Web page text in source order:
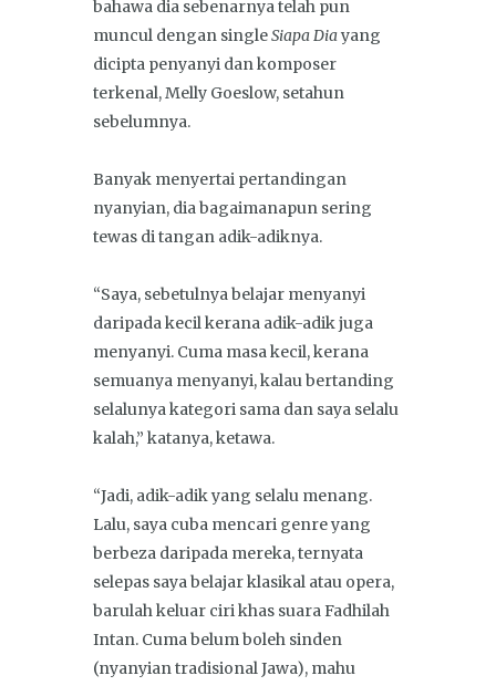
bahawa dia sebenarnya telah pun
muncul dengan singleSiapa Diayang
dicipta penyanyi dan komposer
terkenal, Melly Goeslow, setahun
sebelumnya.
Banyak menyertai pertandingan
nyanyian, dia bagaimanapun sering
tewas di tangan adik-adiknya.
“Saya, sebetulnya belajar menyanyi
daripada kecil kerana adik-adik juga
menyanyi. Cuma masa kecil, kerana
semuanya menyanyi, kalau bertanding
selalunya kategori sama dan saya selalu
kalah,” katanya, ketawa.
“Jadi, adik-adik yang selalu menang.
Lalu, saya cuba mencari genre yang
berbeza daripada mereka, ternyata
selepas saya belajar klasikal atau opera,
barulah keluar ciri khas suara Fadhilah
Intan. Cuma belum boleh sinden
(nyanyian tradisional Jawa), mahu